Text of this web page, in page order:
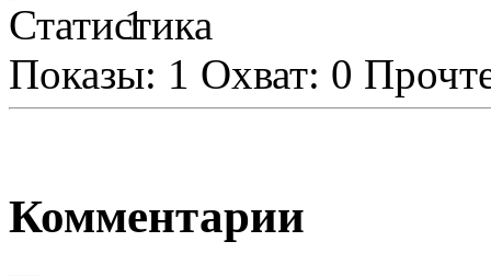
1
Показы: 1 Охват: 0
Комментарии